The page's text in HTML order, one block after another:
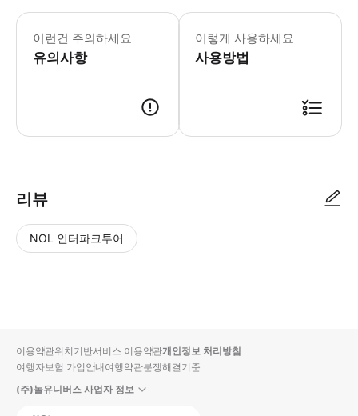
이런건 주의하세요
유의사항
이렇게 사용하세요
사용방법
리뷰
NOL 인터파크투어
입니
다.
순
상
이용약관위치기반서비스 이용약관개인정보 처리방침
여행자보험 가입안내여행약관분쟁해결기준
(주)놀유니버스 사업자 정보